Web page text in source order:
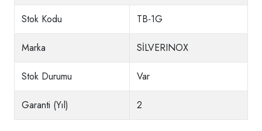
Stok Kodu TB-1G
Marka SİLVERINOX
Stok Durumu Var
Garanti (Yıl) 2